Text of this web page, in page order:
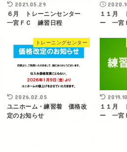
2021.05.29
６月 トレーニンセンター
一宮ＦＣ 練習日程
１１月
ー 一宮
トレーニングセンター
2026.02.05
ユニホーム・練習着 価格改
定のお知らせ
１１月
ー 一宮